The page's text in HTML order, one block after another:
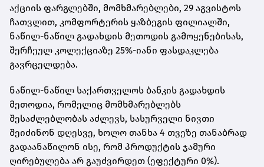
აქციის ფარგლებში, მომხმარებლები, 29 აგვისტოს
ჩათვლით, კომფორტერის ყაზბეგის ფილიალში,
ნაწილ-ნაწილ გადახდის მეთოდის გამოყენებისას,
შერჩეულ კოლექციაზე 25%-იანი ფასდაკლება
გავრცელდება.
ნაწილ-ნაწილ საქართველოს ბანკის გადახდის
მეთოდია, რომელიც მომხმარებლებს
შესაძლებლობას აძლევს, სასურველი ნივთი
შეიძინონ დღესვე, ხოლო თანხა 4 თვეზე თანაბრად
გადაანაწილონ ისე, რომ პროდუქტის ჯამური
ღირებულება არ გაუძვირდეთ (ეფექტური 0%).